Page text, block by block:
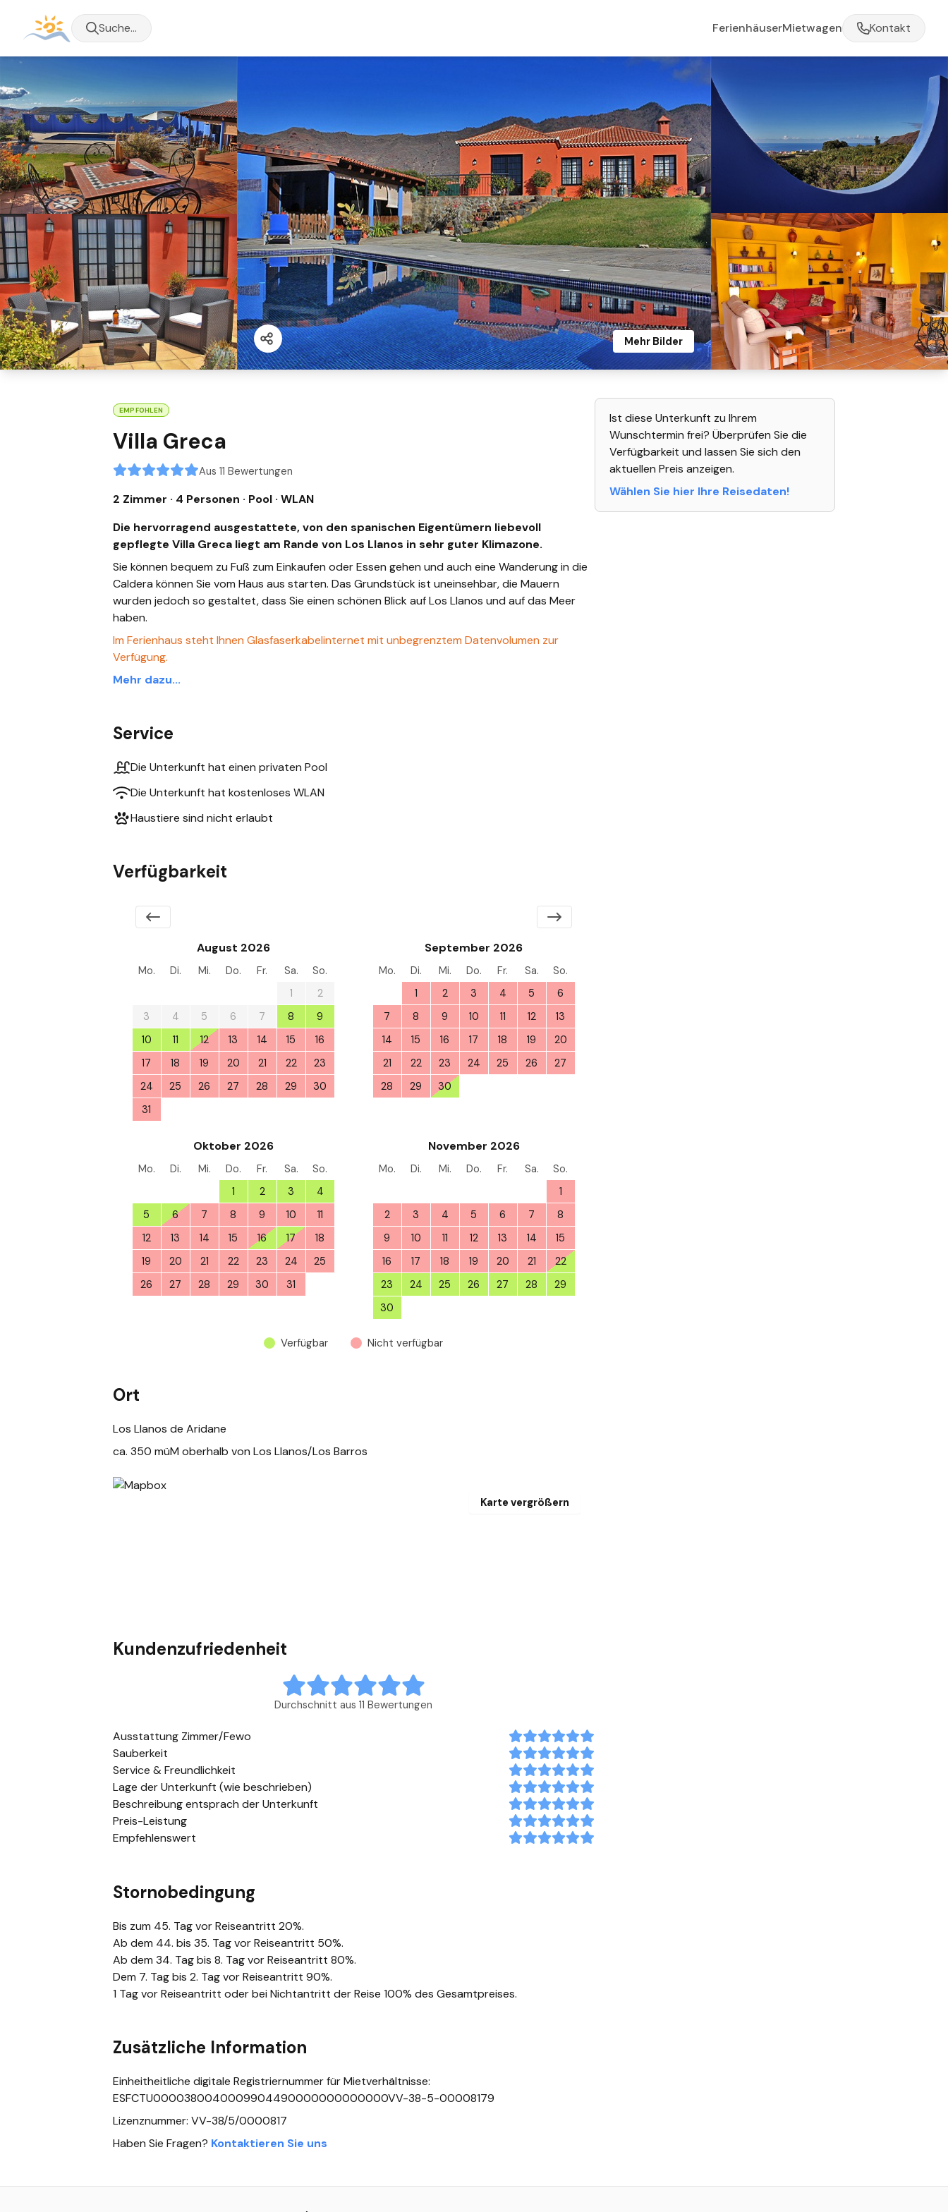
Mehr Bilder
EMPFOHLEN
Villa Greca
Aus 11 Bewertungen
2 Zimmer · 4 Personen · Pool · WLAN
Die hervorragend ausgestattete, von den spanischen Eigentümern liebevoll
gepflegte Villa Greca liegt am Rande von Los Llanos in sehr guter Klimazone.
Sie können bequem zu Fuß zum Einkaufen oder Essen gehen und auch eine Wanderung in die
Caldera können Sie vom Haus aus starten. Das Grundstück ist uneinsehbar, die Mauern
wurden jedoch so gestaltet, dass Sie einen schönen Blick auf Los Llanos und auf das Meer
haben.
Im Ferienhaus steht Ihnen Glasfaserkabelinternet mit unbegrenztem Datenvolumen zur
Verfügung.
Mehr dazu...
Service
Die Unterkunft hat einen privaten Pool
Die Unterkunft hat kostenloses WLAN
Haustiere sind nicht erlaubt
Verfügbarkeit
August 2026
Mo. Di. Mi. Do. Fr. Sa.
So.
1
2
3
4 5 6 7 8
9
10
11 12 13 14 15
16
17
18 19 20 21 22
23
24
25 26 27 28 29
30
31
September 2026
Mo. Di. Mi. Do. Fr. Sa.
So.
1 2 3 4 5
6
7
8 9 10 11 12
13
14
15 16 17 18 19
20
21
22 23 24 25 26
27
28
29 30
Oktober 2026
Mo. Di. Mi. Do. Fr. Sa.
So.
1 2 3
4
5
6 7 8 9 10
11
12
13 14 15 16 17
18
19
20 21 22 23 24
25
26
27 28 29 30 31
November 2026
Mo. Di. Mi. Do. Fr. Sa.
So.
1
2
3 4 5 6 7
8
9
10 11 12 13 14
15
16
17 18 19 20 21
22
23
24 25 26 27 28
29
30
Verfügbar Nicht verfügbar
Ort
Los Llanos de Aridane
ca. 350 müM oberhalb von Los Llanos/Los Barros
Karte vergrößern
Kundenzufriedenheit
Durchschnitt aus 11 Bewertungen
Ausstattung Zimmer/Fewo
Sauberkeit
Service & Freundlichkeit
Lage der Unterkunft (wie beschrieben)
Beschreibung entsprach der Unterkunft
Preis-Leistung
Empfehlenswert
Stornobedingung
Bis zum 45. Tag vor Reiseantritt 20%.
Ab dem 44. bis 35. Tag vor Reiseantritt 50%.
Ab dem 34. Tag bis 8. Tag vor Reiseantritt 80%.
Dem 7. Tag bis 2. Tag vor Reiseantritt 90%.
1 Tag vor Reiseantritt oder bei Nichtantritt der Reise 100% des Gesamtpreises.
Zusätzliche Information
Einheitheitliche digitale Registriernummer für Mietverhältnisse:
ESFCTU0000380040009904490000000000000VV-38-5-00008179
Lizenznummer: VV-38/5/0000817
Haben Sie Fragen? Kontaktieren Sie uns
Ist diese Unterkunft zu Ihrem
Wunschtermin frei? Überprüfen Sie die
Verfügbarkeit und lassen Sie sich den
aktuellen Preis anzeigen.
Wählen Sie hier Ihre Reisedaten!
Suche... FerienhäuserMietwagen Kontakt